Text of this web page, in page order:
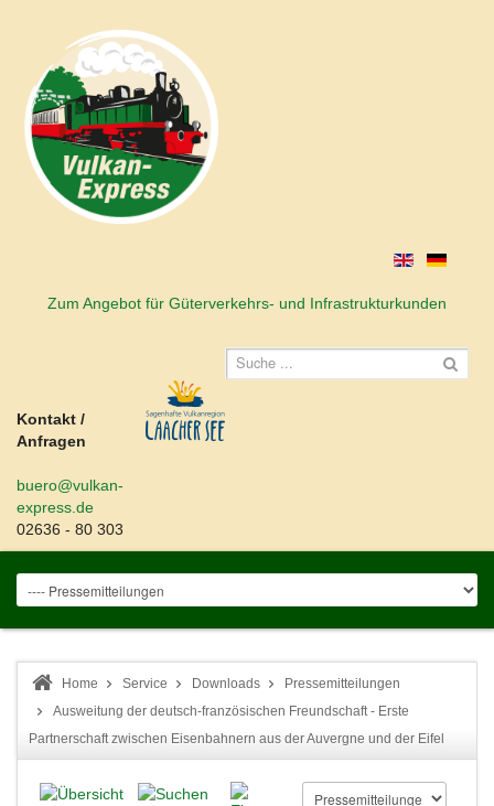
Zum Angebot für Güterverkehrs- und Infrastrukturkunden
Kontakt /
Anfragen
buero@vulkan-
express.de
02636 - 80 303
Home Service Downloads
Pressemitteilungen
Ausweitung der deutsch-französischen Freundschaft - Erste
Partnerschaft zwischen Eisenbahnern aus der Auvergne und der Eifel